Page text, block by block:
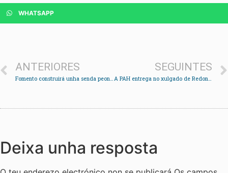
WHATSAPP
ANTERIORES
Fomento construirá unha senda peonil en Rande
SEGUINTES
A PAH entrega no xulgado de Redondela as sentencias contra os desafiuzamentos
Deixa unha resposta